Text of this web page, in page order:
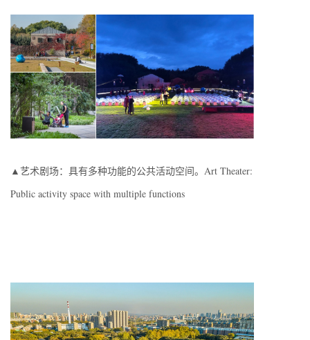
▲艺术剧场：具有多种功能的公共活动空间。Art Theater:
Public activity space with multiple functions